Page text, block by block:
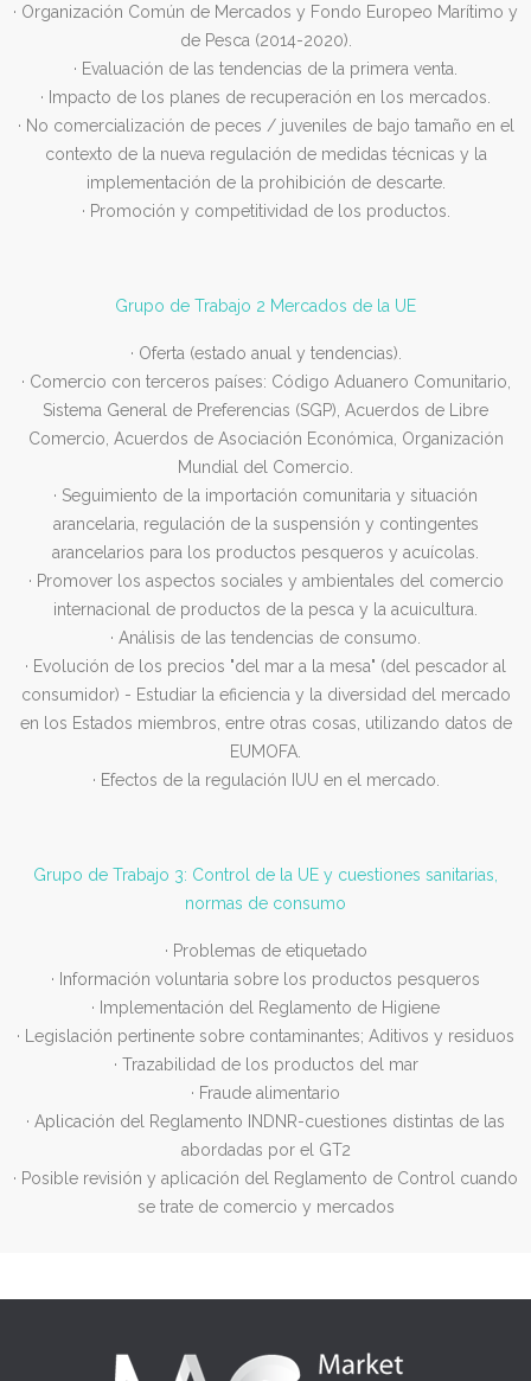
· Organización Común de Mercados y Fondo Europeo Marítimo y
de Pesca (2014-2020).
· Evaluación de las tendencias de la primera venta.
· Impacto de los planes de recuperación en los mercados.
· No comercialización de peces / juveniles de bajo tamaño en el
contexto de la nueva regulación de medidas técnicas y la
implementación de la prohibición de descarte.
· Promoción y competitividad de los productos.
Grupo de Trabajo 2 Mercados de la UE
· Oferta (estado anual y tendencias).
· Comercio con terceros países: Código Aduanero Comunitario,
Sistema General de Preferencias (SGP), Acuerdos de Libre
Comercio, Acuerdos de Asociación Económica, Organización
Mundial del Comercio.
· Seguimiento de la importación comunitaria y situación
arancelaria, regulación de la suspensión y contingentes
arancelarios para los productos pesqueros y acuícolas.
· Promover los aspectos sociales y ambientales del comercio
internacional de productos de la pesca y la acuicultura.
· Análisis de las tendencias de consumo.
· Evolución de los precios "del mar a la mesa" (del pescador al
consumidor) - Estudiar la eficiencia y la diversidad del mercado
en los Estados miembros, entre otras cosas, utilizando datos de
EUMOFA.
· Efectos de la regulación IUU en el mercado.
Grupo de Trabajo 3: Control de la UE y cuestiones sanitarias,
normas de consumo
· Problemas de etiquetado
· Información voluntaria sobre los productos pesqueros
· Implementación del Reglamento de Higiene
· Legislación pertinente sobre contaminantes; Aditivos y residuos
· Trazabilidad de los productos del mar
· Fraude alimentario
· Aplicación del Reglamento INDNR-cuestiones distintas de las
abordadas por el GT2
· Posible revisión y aplicación del Reglamento de Control cuando
se trate de comercio y mercados